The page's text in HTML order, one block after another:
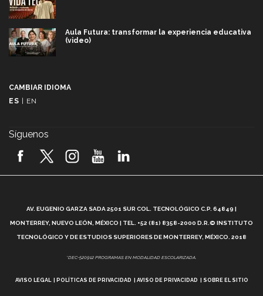
Aula Futura: transformar la experiencia educativa
(video)
2026! (video)
¿Cómo es el Modelo Educativo Tec? (video)
Vida Tec: Feminismo e Inteligencia Artificial, Paola
CAMBIAR IDIOMA
ES
EN
Síguenos
AV. EUGENIO GARZA SADA 2501 SUR COL. TECNOLÓGICO C.P. 64849 |
MONTERREY, NUEVO LEÓN, MÉXICO | TEL. +52 (81) 8358-2000 D.R.© INSTITUTO
TECNOLÓGICO Y DE ESTUDIOS SUPERIORES DE MONTERREY, MÉXICO. 2018
*DEC-520912 PROGRAMAS EN MODALIDAD ESCOLARIZADA.
AVISO LEGAL POLÍTICAS DE PRIVACIDAD AVISO DE PRIVACIDAD SOBRE EL SITIO